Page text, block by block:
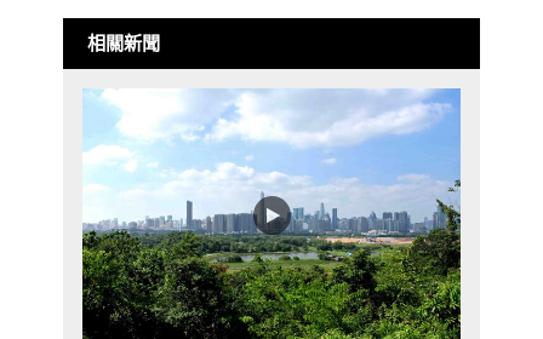
相關新聞